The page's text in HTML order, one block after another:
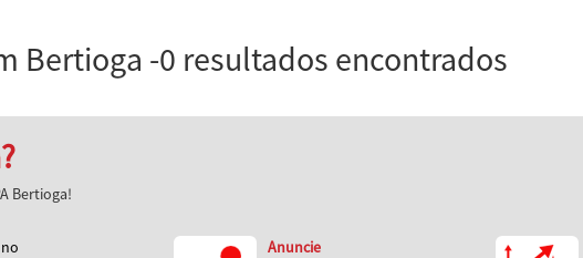
Bertioga -0 resultados encontrados
Bertioga!
Anuncie